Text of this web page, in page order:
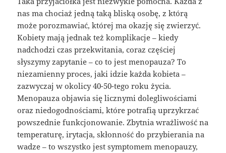
nas ma chociaż jedną taką bliską osobę, z którą
może porozmawiać, której ma okazję się zwierzyć.
Kobiety mają jednak też komplikacje – kiedy
nadchodzi czas przekwitania, coraz częściej
słyszymy zapytanie – co to jest menopauza? To
niezamienny proces, jaki idzie każda kobieta –
zazwyczaj w okolicy 40-50-tego roku życia.
Menopauza objawia się licznymi dolegliwościami
oraz niedogodnościami, które potrafią uprzykrzać
powszednie funkcjonowanie. Zbytnia wrażliwość na
temperaturę, irytacja, skłonność do przybierania na
wadze – to wszystko jest symptomem menopauzy,